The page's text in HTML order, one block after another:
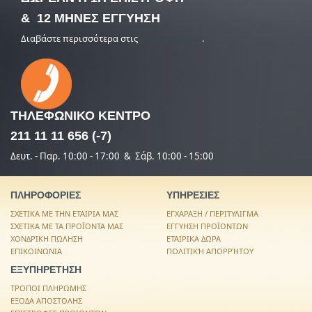
& 12 ΜΗΝΕΣ ΕΓΓΥΗΣΗ
Διαβάστε περισσότερα στις .
ΤΗΛΕΦΩΝΙΚΟ ΚΕΝΤΡΟ
211 11 11 656 (-7)
Δευτ. - Παρ. 10:00 - 17:00 & Σάβ. 10:00 - 15:00
ΠΛΗΡΟΦΟΡΙΕΣ
ΣΧΕΤΙΚΑ ΜΕ ΤΗΝ ΕΤΑΙΡΙΑ ΜΑΣ
ΣΧΕΤΙΚΑ ΜΕ ΤΑ ΠΡΟΪΟΝΤΑ ΜΑΣ
ΧΟΝΔΡΙΚΗ ΠΩΛΗΣΗ
ΕΠΙΚΟΙΝΩΝΙΑ
ΥΠΗΡΕΣΙΕΣ
ΕΓΧΑΡΑΞΗ / ΠΕΡΙΤΥΛΙΓΜΑ
ΕΓΓΥΗΣΗ ΠΡΟΪΟΝΤΩΝ
ΕΤΑΙΡΙΚΑ ΔΩΡΑ
ΠΟΛΙΤΙΚΉ ΑΠΟΡΡΉΤΟΥ
ΕΞΥΠΗΡΕΤΗΣΗ
ΤΡΟΠΟΙ ΠΛΗΡΩΜΗΣ
ΕΞΟΔΑ ΑΠΟΣΤΟΛΗΣ